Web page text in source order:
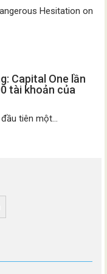
Hesitation on
Capital One lần
tài khoản của
tiên một...